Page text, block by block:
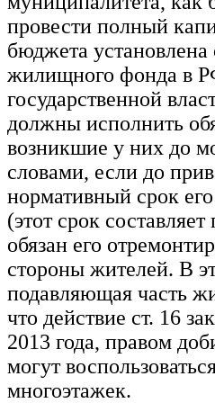
провести полный
бюджета установлена
жилищного фонда в
государственной
должны исполнить
возникшие у них до
словами, если до
нормативный срок
(этот срок
обязан его
стороны жителей. В
подавляющая часть
что действие ст. 16
2013 года, правом
могут
многоэтажек.